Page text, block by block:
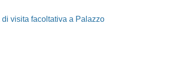
visita facoltativa a Palazzo